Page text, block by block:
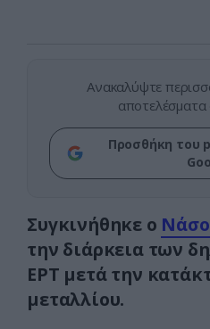
Ανακαλύψτε
Προσθήκη του
Συγκινήθηκε ο
την διάρκεια των
ΕΡΤ μετά την
μεταλλίου.